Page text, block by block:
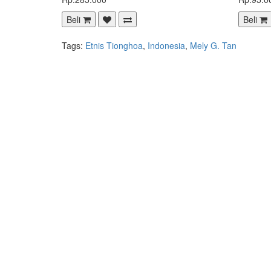
Beli
Beli
Tags: Etnis Tionghoa, Indonesia, Mely G. Tan